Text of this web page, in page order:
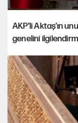
AKP’li Aktaş’ın
genelini